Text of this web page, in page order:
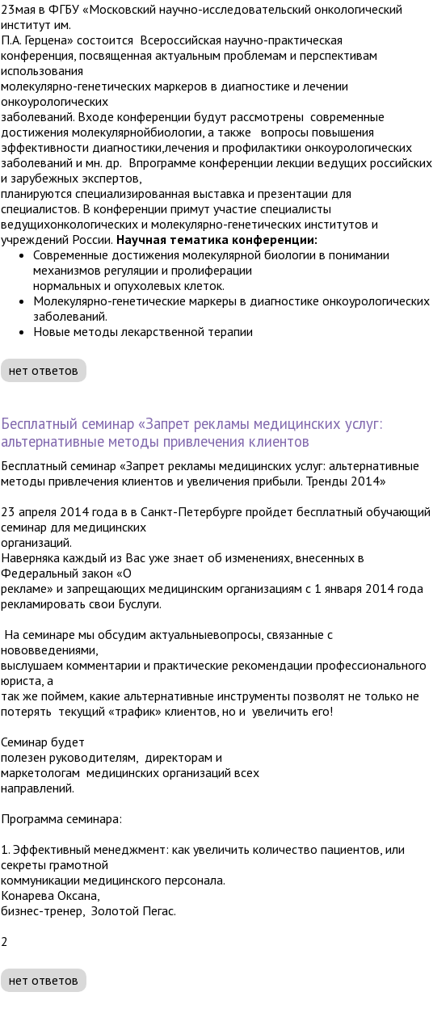
23мая в ФГБУ «Московский научно-исследовательский онкологический
институт им.
П.А. Герцена» состоится Всероссийская научно-практическая
конференция, посвященная актуальным проблемам и перспективам
использования
молекулярно-генетических маркеров в диагностике и лечении
онкоурологических
заболеваний. Входе конференции будут рассмотрены современные
достижения молекулярнойбиологии, а также
вопросы повышения
эффективности диагностики,лечения и профилактики онкоурологических
заболеваний и мн. др. Впрограмме конференции лекции ведущих российских
и зарубежных экспертов,
планируются специализированная выставка и презентации для
специалистов. В конференции примут участие специалисты
ведущихонкологических и молекулярно-генетических институтов и
учреждений России. Научная тематика конференции:
Современные достижения молекулярной биологии в понимании
механизмов регуляции и пролиферации
нормальных и опухолевых клеток.
Молекулярно-генетические маркеры в диагностике онкоурологических
заболеваний.
Новые методы лекарственной терапии
нет ответов
Бесплатный семинар «Запрет рекламы медицинских услуг:
альтернативные методы привлечения клиентов
Бесплатный семинар «Запрет рекламы медицинских услуг: альтернативные
методы привлечения клиентов и увеличения прибыли. Тренды 2014»
23 апреля 2014 года в в Санкт-Петербурге пройдет бесплатный обучающий
семинар для медицинских
организаций.
Наверняка каждый из Вас уже знает об изменениях, внесенных в
Федеральный закон «О
рекламе» и запрещающих медицинским организациям с 1 января 2014 года
рекламировать свои Буслуги.
На семинаре мы обсудим актуальныевопросы, связанные с
нововведениями,
выслушаем комментарии и практические рекомендации профессионального
юриста, а
так же поймем, какие альтернативные инструменты позволят не только не
потерять текущий «трафик» клиентов, но и увеличить его!
Семинар будет
полезен руководителям, директорам и
маркетологам медицинских организаций всех
направлений.
Программа семинара:
1. Эффективный менеджмент: как увеличить количество пациентов, или
секреты грамотной
коммуникации медицинского персонала.
Конарева Оксана,
бизнес-тренер, Золотой Пегас.
2
нет ответов